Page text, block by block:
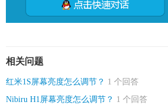
相关问题
红米1S屏幕亮度怎么调节？ 1 个回答
Nibiru H1屏幕亮度怎么调节？ 1 个回答